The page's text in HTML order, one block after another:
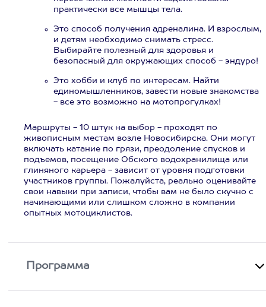
практически все мышцы тела.
Это способ получения адреналина. И взрослым,
и детям необходимо снимать стресс.
Выбирайте полезный для здоровья и
безопасный для окружающих способ - эндуро!
Это хобби и клуб по интересам. Найти
единомышленников, завести новые знакомства
- все это возможно на мотопрогулках!
Маршруты - 10 штук на выбор - проходят по
живописным местам возле Новосибирска. Они могут
включать катание по грязи, преодоление спусков и
подъемов, посещение Обского водохранилища или
глиняного карьера - зависит от уровня подготовки
участников группы. Пожалуйста, реально оценивайте
свои навыки при записи, чтобы вам не было скучно с
начинающими или слишком сложно в компании
опытных мотоциклистов.
Программа